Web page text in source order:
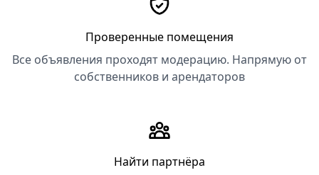
Проверенные помещения
Все объявления проходят модерацию. Напрямую от
собственников и арендаторов
Найти партнёра